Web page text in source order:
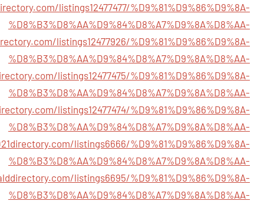
listings12477477/%D9%81%D9%86%D9%8A-
%D8%B3%D8%AA%D9%84%D8%A7%D9%8A%D8%AA-
listings12477926/%D9%81%D9%86%D9%8A-
%D8%B3%D8%AA%D9%84%D8%A7%D9%8A%D8%AA-
listings12477475/%D9%81%D9%86%D9%8A-
%D8%B3%D8%AA%D9%84%D8%A7%D9%8A%D8%AA-
listings12477474/%D9%81%D9%86%D9%8A-
%D8%B3%D8%AA%D9%84%D8%A7%D9%8A%D8%AA-
listings6666/%D9%81%D9%86%D9%8A-
%D8%B3%D8%AA%D9%84%D8%A7%D9%8A%D8%AA-
listings6695/%D9%81%D9%86%D9%8A-
%D8%B3%D8%AA%D9%84%D8%A7%D9%8A%D8%AA-